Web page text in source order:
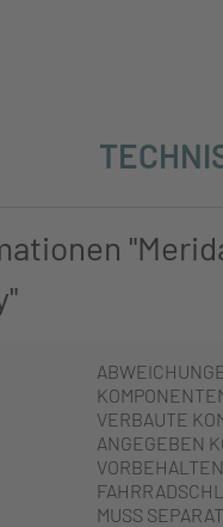
VERBAUTE
ANGEGEBEN
MUSS